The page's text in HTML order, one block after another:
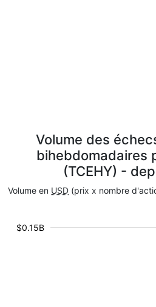
Volume des
bihebdomadaires
(TCEHY) -
Volume en USD (prix x nombre
$0.15B